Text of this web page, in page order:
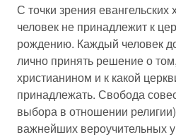
С точки зрения евангельских
человек не принадлежит к
рождению. Каждый человек
лично принять решение о
христианином и к какой
принадлежать. Свобода
выбора в отношении
важнейших вероучительных